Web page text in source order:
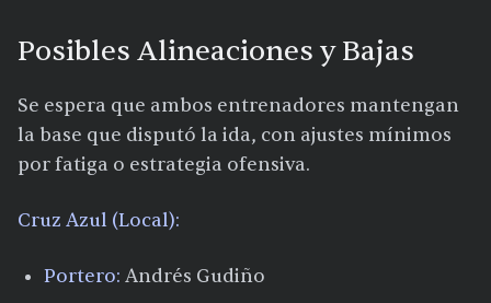
Posibles Alineaciones y Bajas
Se espera que ambos entrenadores mantengan
la base que disputó la ida, con ajustes mínimos
por fatiga o estrategia ofensiva.
Cruz Azul (Local):
Portero: Andrés Gudiño